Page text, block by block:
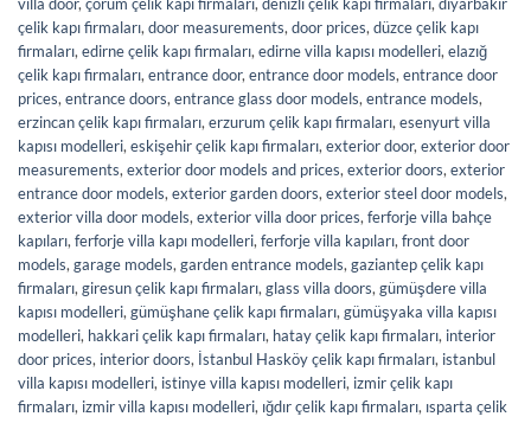
çelik kapı firmaları, door measurements, door prices, düzce çelik kapı
firmaları, edirne çelik kapı firmaları, edirne villa kapısı modelleri, elazığ
çelik kapı firmaları, entrance door, entrance door models, entrance door
prices, entrance doors, entrance glass door models, entrance models,
erzincan çelik kapı firmaları, erzurum çelik kapı firmaları, esenyurt villa
kapısı modelleri, eskişehir çelik kapı firmaları, exterior door, exterior door
measurements, exterior door models and prices, exterior doors, exterior
entrance door models, exterior garden doors, exterior steel door models,
exterior villa door models, exterior villa door prices, ferforje villa bahçe
kapıları, ferforje villa kapı modelleri, ferforje villa kapıları, front door
models, garage models, garden entrance models, gaziantep çelik kapı
firmaları, giresun çelik kapı firmaları, glass villa doors, gümüşdere villa
kapısı modelleri, gümüşhane çelik kapı firmaları, gümüşyaka villa kapısı
modelleri, hakkari çelik kapı firmaları, hatay çelik kapı firmaları, interior
door prices, interior doors, İstanbul Hasköy çelik kapı firmaları, istanbul
villa kapısı modelleri, istinye villa kapısı modelleri, izmir çelik kapı
firmaları, izmir villa kapısı modelleri, ığdır çelik kapı firmaları, ısparta çelik